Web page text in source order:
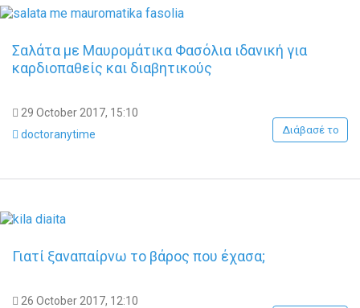
Σαλάτα με Μαυρομάτικα Φασόλια ιδανική για
καρδιοπαθείς και διαβητικούς
29 October 2017, 15:10
doctoranytime
Διάβασέ το
Γιατί ξαναπαίρνω το βάρος που έχασα;
26 October 2017, 12:10